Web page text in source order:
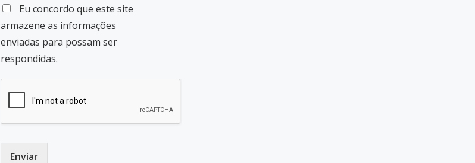
Eu concordo que este site
armazene as informações
enviadas para possam ser
respondidas.
Enviar